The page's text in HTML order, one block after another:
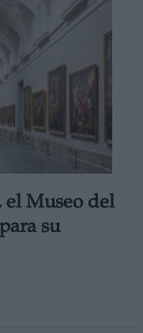
el Museo del
su